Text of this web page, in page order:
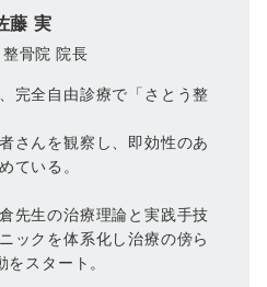
藤 実
整骨院 院長
完全自由診療で「さとう整
さんを観察し、即効性のあ
ている。
先生の治療理論と実践手技
ックを体系化し治療の傍ら
スタート。